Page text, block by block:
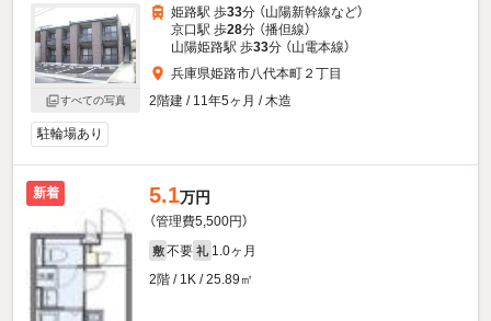
すべての写真
姫路駅 歩33分 （山陽新幹線など）
京口駅 歩28分 （播但線）
山陽姫路駅 歩33分 （山電本線）
兵庫県姫路市八代本町２丁目
2階建 / 11年5ヶ月 / 木造
駐輪場あり
新着 5.1万円
（管理費5,500円）
敷 不要 礼 1.0ヶ月
2階 / 1K / 25.89㎡